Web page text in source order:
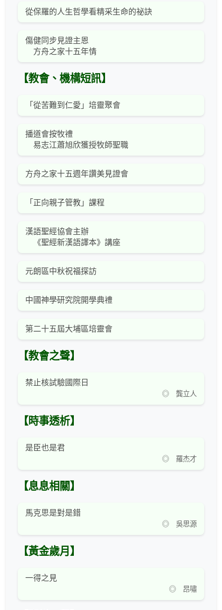
從保羅的人生哲學看精采生命的祕訣
傷健同步見證主恩
方舟之家十五年情
【教會、機構短訊】
「從苦難到仁愛」培靈聚會
播道會按牧禮
易志江蕭旭欣獲授牧師聖職
方舟之家十五週年讚美見證會
「正向親子管教」課程
漢語聖經協會主辦
《聖經新漢語譯本》講座
元朗區中秋祝福探訪
中國神學研究院開學典禮
第二十五屆大埔區培靈會
【教會之聲】
禁止核試驗國際日
◎ 龔立人
【時事透析】
是臣也是君
◎ 羅杰才
【息息相關】
馬克思是對是錯
◎ 吳思源
【黃金歲月】
一得之見
◎ 昂嘯